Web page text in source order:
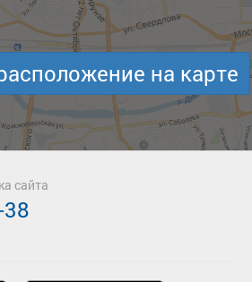
на карте
сайта